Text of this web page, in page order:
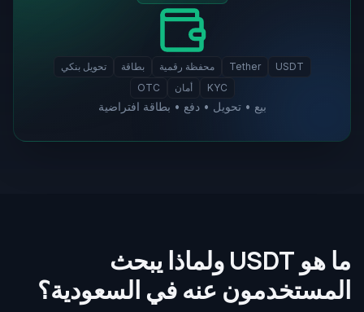
USDT
Tether محفظة رقمية بطاقة
تحويل بنكي
KYC
أمان OTC
بيع • تحويل • دفع • بطاقة افتراضية
ما هو USDT ولماذا يبحث
المستخدمون عنه في السعودية؟